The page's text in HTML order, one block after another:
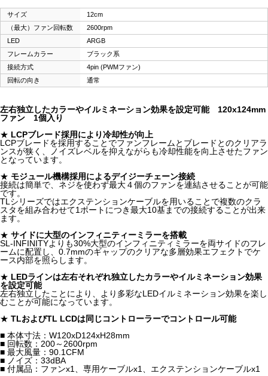
サイズ
12cm
（最大）ファン回転数
2600rpm
LED
ARGB
フレームカラー
ブラック系
接続方式
4pin (PWMファン)
回転の向き
通常
左右独立したカラーやイルミネーション効果を設定可能 120x124mm
ファン 1個入り
★ LCPブレード採用により冷却性が向上
LCPブレードを採用することでファンフレームとブレードとのクリアラ
ンスが狭く、ノイズレベルを抑えながらも冷却性能を向上させたファン
となっています。
★ モジュール機構採用によるデイジーチェーン接続
接続は簡単で、ネジを使わず最大４個のファンを連結させることが可能
です。
TLシリーズではエクステンションケーブルを用いることで複数のクラ
スタを組み合わせて1ポートにつき最大10基までの接続することが出来
ます。
★ サイドに大型のインフィニティーミラーを搭載
SL-INFINITYよりも30%大型のインフィニティミラーを両サイドのフレ
ームに配置し、0.7mmのギャップのクリアな多層効果エフェクトでケ
ース内部を照らします。
★ LEDラインは左右それぞれ独立したカラーやイルミネーション効果
を設定可能
左右独立したことにより、より多彩なLEDイルミネーション効果を楽し
むことが可能になっています。
★ TLおよびTL LCDは同じコントローラーでコントロール可能
■ 本体寸法：W120xD124xH28mm
■ 回転数：200～2600rpm
■ 最大風量：90.1CFM
■ ノイズ：33dBA
■ 付属品：ファンx1、専用ケーブルx1、エクステンションケーブルx1